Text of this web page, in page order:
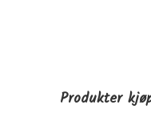
jevnere overflate.
ut Ernie Ball sine kabler.
Produkter